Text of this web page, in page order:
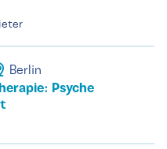
Berlin
Psyche